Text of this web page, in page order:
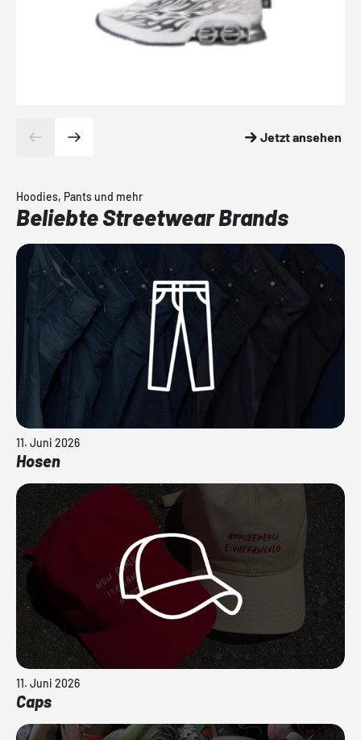
Jetzt ansehen
Hoodies, Pants und mehr
Beliebte Streetwear Brands
11. Juni 2026
Hosen
11. Juni 2026
Caps